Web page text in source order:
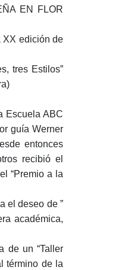
EN FLOR
XX edición de
tres Estilos”
Escuela ABC
guía Werner
entonces
recibió el
“Premio a la
el deseo de ”
académica,
de un “Taller
término de la